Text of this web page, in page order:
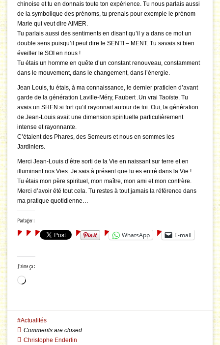
chinoise et tu en donnais toute ton expérience. Tu nous parlais aussi
de la symbolique des prénoms, tu prenais pour exemple le prénom
Marie qui veut dire AIMER.
Tu parlais aussi des sentiments en disant qu’il y a dans ce mot un
double sens puisqu’il peut dire le SENTI – MENT. Tu savais si bien
éveiller le SOI en nous !
Tu étais un homme en quête d’un constant renouveau, constamment
dans le mouvement, dans le changement, dans l’énergie.
Jean Louis, tu étais, à ma connaissance, le dernier praticien d’avant
garde de la génération Laville-Méry, Faubert .Un vrai Taoïste. Tu
avais un SHEN si fort qu’il rayonnait autour de toi. Oui, la génération
de Jean-Louis avait une dimension spirituelle particulièrement
intense et rayonnante.
C’étaient des Phares, des Semeurs et nous en sommes les
Jardiniers.
Merci Jean-Louis d’être sorti de la Vie en naissant sur terre et en
illuminant nos Vies. Je sais à présent que tu es entré dans la Vie !…
Tu étais mon père spirituel, mon maître, mon ami et mon confrère.
Merci d’avoir été tout cela. Tu restes à tout jamais la référence dans
ma pratique quotidienne…
Partager :
WhatsApp E-mail
J’aime ça :
Chargement…
Actualités
Comments are closed
Christophe Enderlin